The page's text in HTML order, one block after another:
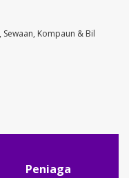
Kompaun & Bil
Peniaga